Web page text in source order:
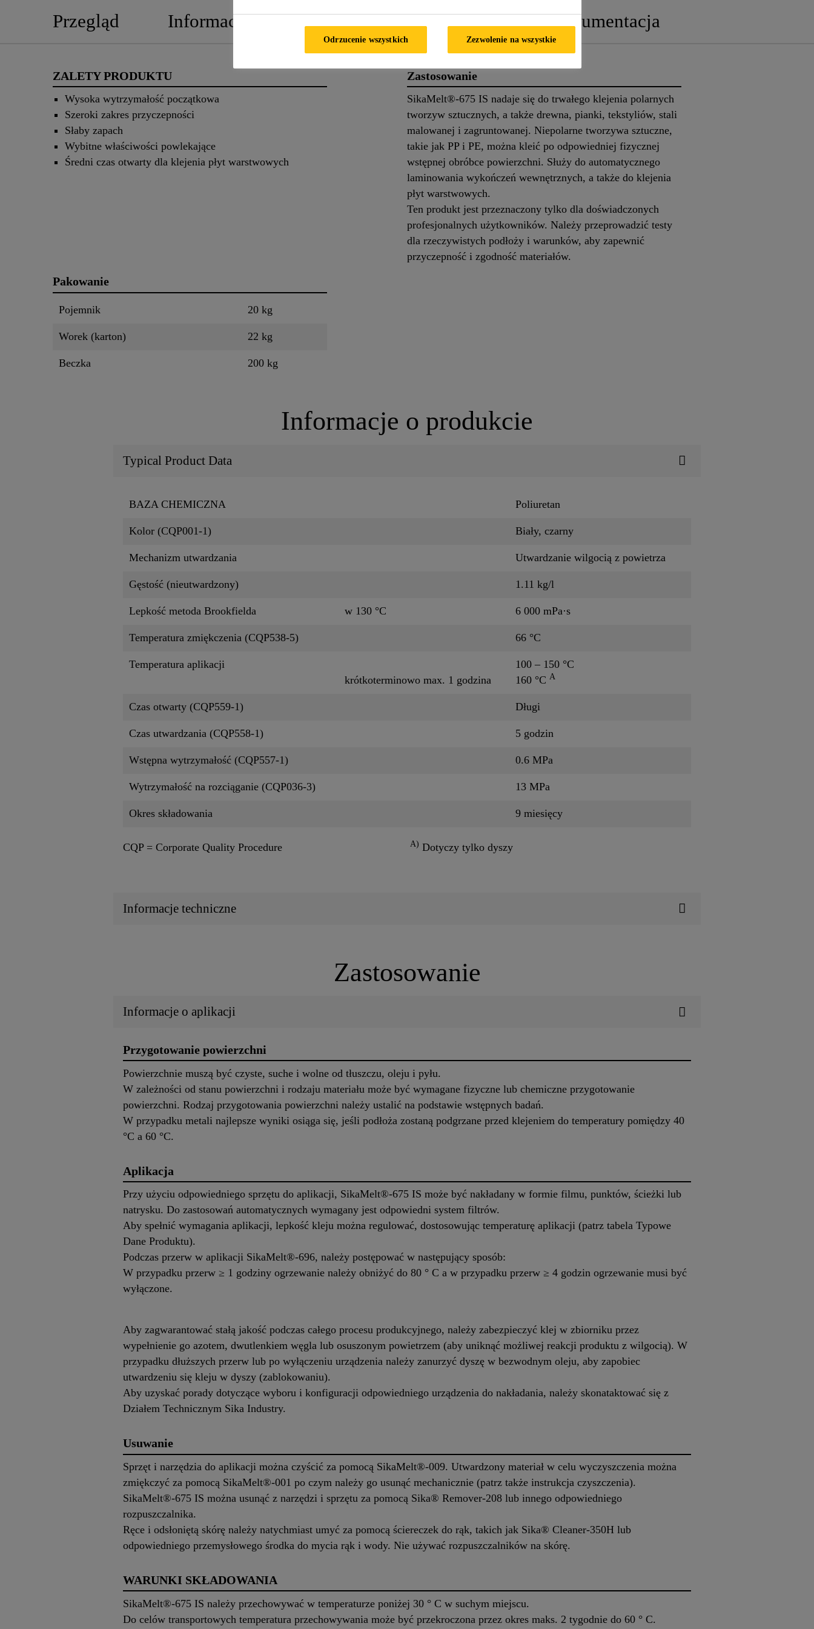
Przegląd Informacje o produkcie Zastosowanie Dokumentacja
ZALETY PRODUKTU
Wysoka wytrzymałość początkowa
Szeroki zakres przyczepności
Słaby zapach
Wybitne właściwości powlekające
Średni czas otwarty dla klejenia płyt warstwowych
Zastosowanie
SikaMelt®-675 IS nadaje się do trwałego klejenia polarnych
tworzyw sztucznych, a także drewna, pianki, tekstyliów, stali
malowanej i zagruntowanej. Niepolarne tworzywa sztuczne,
takie jak PP i PE, można kleić po odpowiedniej fizycznej
wstępnej obróbce powierzchni. Służy do automatycznego
laminowania wykończeń wewnętrznych, a także do klejenia
płyt warstwowych.
Ten produkt jest przeznaczony tylko dla doświadczonych
profesjonalnych użytkowników. Należy przeprowadzić testy
dla rzeczywistych podłoży i warunków, aby zapewnić
przyczepność i zgodność materiałów.
Pakowanie
Pojemnik 20 kg
Worek (karton) 22 kg
Beczka 200 kg
Informacje o produkcie
Typical Product Data
BAZA CHEMICZNA Poliuretan
Kolor (CQP001-1) Biały, czarny
Mechanizm utwardzania Utwardzanie wilgocią z powietrza
Gęstość (nieutwardzony) 1.11 kg/l
Lepkość metoda Brookfielda w 130 °C 6 000 mPa·s
Temperatura zmiękczenia (CQP538-5) 66 °C
Temperatura aplikacji
krótkoterminowo max. 1 godzina
100 – 150 °C
160 °C A
Czas otwarty (CQP559-1) Długi
Czas utwardzania (CQP558-1) 5 godzin
Wstępna wytrzymałość (CQP557-1) 0.6 MPa
Wytrzymałość na rozciąganie (CQP036-3) 13 MPa
Okres składowania 9 miesięcy
CQP = Corporate Quality Procedure A) Dotyczy tylko dyszy
Informacje techniczne
Zastosowanie
Informacje o aplikacji
Przygotowanie powierzchni
Powierzchnie muszą być czyste, suche i wolne od tłuszczu, oleju i pyłu.
W zależności od stanu powierzchni i rodzaju materiału może być wymagane fizyczne lub chemiczne przygotowanie
powierzchni. Rodzaj przygotowania powierzchni należy ustalić na podstawie wstępnych badań.
W przypadku metali najlepsze wyniki osiąga się, jeśli podłoża zostaną podgrzane przed klejeniem do temperatury pomiędzy 40
°C a 60 °C.
Aplikacja
Przy użyciu odpowiedniego sprzętu do aplikacji, SikaMelt®-675 IS może być nakładany w formie filmu, punktów, ścieżki lub
natrysku. Do zastosowań automatycznych wymagany jest odpowiedni system filtrów.
Aby spełnić wymagania aplikacji, lepkość kleju można regulować, dostosowując temperaturę aplikacji (patrz tabela Typowe
Dane Produktu).
Podczas przerw w aplikacji SikaMelt®-696, należy postępować w następujący sposób:
W przypadku przerw ≥ 1 godziny ogrzewanie należy obniżyć do 80 ° C a w przypadku przerw ≥ 4 godzin ogrzewanie musi być
wyłączone.
Aby zagwarantować stałą jakość podczas całego procesu produkcyjnego, należy zabezpieczyć klej w zbiorniku przez
wypełnienie go azotem, dwutlenkiem węgla lub osuszonym powietrzem (aby uniknąć możliwej reakcji produktu z wilgocią). W
przypadku dłuższych przerw lub po wyłączeniu urządzenia należy zanurzyć dyszę w bezwodnym oleju, aby zapobiec
utwardzeniu się kleju w dyszy (zablokowaniu).
Aby uzyskać porady dotyczące wyboru i konfiguracji odpowiedniego urządzenia do nakładania, należy skonataktować się z
Działem Technicznym Sika Industry.
Usuwanie
Sprzęt i narzędzia do aplikacji można czyścić za pomocą SikaMelt®-009. Utwardzony materiał w celu wyczyszczenia można
zmiękczyć za pomocą SikaMelt®-001 po czym należy go usunąć mechanicznie (patrz także instrukcja czyszczenia).
SikaMelt®-675 IS można usunąć z narzędzi i sprzętu za pomocą Sika® Remover-208 lub innego odpowiedniego
rozpuszczalnika.
Ręce i odsłoniętą skórę należy natychmiast umyć za pomocą ściereczek do rąk, takich jak Sika® Cleaner-350H lub
odpowiedniego przemysłowego środka do mycia rąk i wody. Nie używać rozpuszczalników na skórę.
WARUNKI SKŁADOWANIA
SikaMelt®-675 IS należy przechowywać w temperaturze poniżej 30 ° C w suchym miejscu.
Do celów transportowych temperatura przechowywania może być przekroczona przez okres maks. 2 tygodnie do 60 ° C.
Odrzucenie wszystkich Zezwolenie na wszystkie